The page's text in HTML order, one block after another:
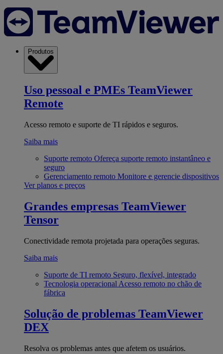
Produtos
Uso pessoal e PMEs TeamViewer
Remote
Acesso remoto e suporte de TI rápidos e seguros.
Saiba mais
Suporte remoto Ofereça suporte remoto instantâneo e
seguro
Gerenciamento remoto Monitore e gerencie dispositivos
Ver planos e preços
Grandes empresas TeamViewer
Tensor
Conectividade remota projetada para operações seguras.
Saiba mais
Suporte de TI remoto Seguro, flexível, integrado
Tecnologia operacional Acesso remoto no chão de
fábrica
Solução de problemas TeamViewer
DEX
Resolva os problemas antes que afetem os usuários.